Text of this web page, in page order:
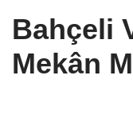
Bahçeli
Mekân